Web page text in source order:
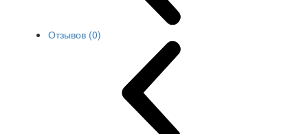
Отзывов (0)